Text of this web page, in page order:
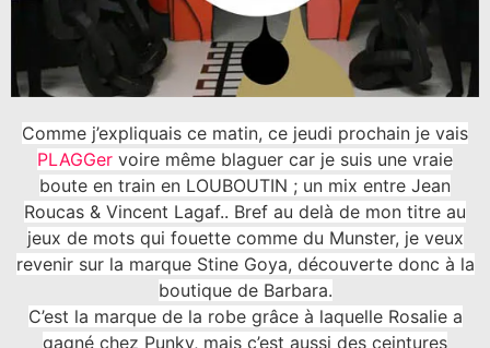
Comme j’expliquais ce matin, ce jeudi prochain je vais
PLAGGer voire même blaguer car je suis une vraie
boute en train en LOUBOUTIN ; un mix entre Jean
Roucas & Vincent Lagaf.. Bref au delà de mon titre au
jeux de mots qui fouette comme du Munster, je veux
revenir sur la marque Stine Goya, découverte donc à la
boutique de Barbara.
C’est la marque de la robe grâce à laquelle Rosalie a
gagné chez Punky, mais c’est aussi des ceintures